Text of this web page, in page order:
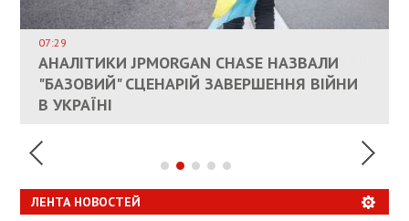
КАНДИДАТ В ПРЕМЬЕРЫ ПОЛЬШИ ПРИЗВАЛ
ЕС ПРЕКРАТИТЬ ВОЕННУЮ ПОМОЩЬ
УКРАИНЕ
07:29
АНАЛІТИКИ JPMORGAN CHASE НАЗВАЛИ
"БАЗОВИЙ" СЦЕНАРІЙ ЗАВЕРШЕННЯ ВІЙНИ
В УКРАЇНІ
ДОЗВОЛИЛИ НЕ ПЛАТИТИ ЗА КОМУНАЛКУ
ИНТЕГРАЦИЯ УКРАИНЫ В НАТО ВРЯД ЛИ
СОСТОИТСЯ В БЛИЖАЙШЕЕ ВРЕМЯ, –
РЮТТЕ
ПАЛИВНИЙ РИНОК РОЗІГРІЛИ ШТУЧНО:
АНАЛІТИКИ ЗВИНУВАТИЛИ АЗС У
СПЕКУЛЯЦІЇ
ЛЕНТА НОВОСТЕЙ